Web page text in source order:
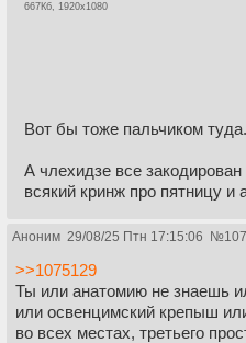
667Кб, 1920x1080
Вот бы тоже пальчиком туда.
А члехидзе все закодирован
всякий кринж про пятницу и
Аноним 29/08/25 Птн 17:15:06 №
>>1075129
Ты или анатомию не знаешь
или освенцимский крепыш
во всех местах, третьего